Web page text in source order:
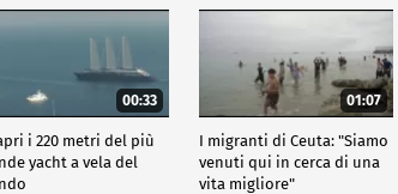
00:33
i 220 metri del più
yacht a vela del
01:07
I migranti di Ceuta: "Siamo
venuti qui in cerca di una
vita migliore"